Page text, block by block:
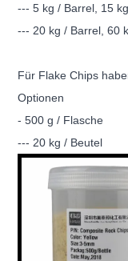
--- 5 kg / Barrel, 15
--- 20 kg / Barrel, 60
Für Flake Chips
Optionen
- 500 g / Flasche
--- 20 kg / Beutel